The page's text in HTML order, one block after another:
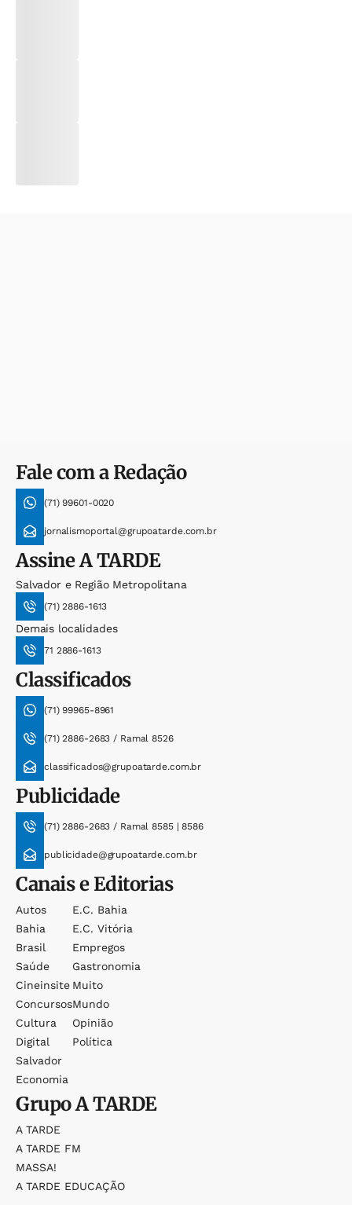
Fale com a Redação
(71) 99601-0020
jornalismoportal@grupoatarde.com.br
AssineA TARDE
Salvador e Região Metropolitana
(71) 2886-1613
Demais localidades
71 2886-1613
Classificados
(71) 99965-8961
(71) 2886-2683 / Ramal 8526
classificados@grupoatarde.com.br
Publicidade
(71) 2886-2683 / Ramal 8585 | 8586
publicidade@grupoatarde.com.br
Canais e Editorias
Autos
Bahia
Brasil
Saúde
Cineinsite
Concursos
Cultura
Digital
Salvador
Economia
E.c. Bahia
E.c. Vitória
Empregos
Gastronomia
Muito
Mundo
Opinião
Política
GrupoA TARDE
A TARDE
A TARDE FM
MASSA!
A TARDE EDUCAÇÃO